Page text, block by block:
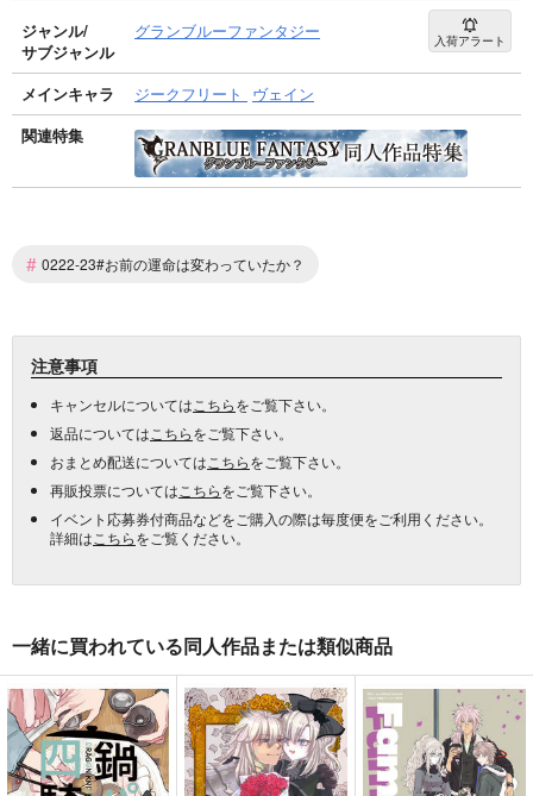
ジャンル/
サブジャンル
グランブルーファンタジー 入荷アラート
メインキャラ ジークフリート
ヴェイン
関連特集
# 0222-23#お前の運命は変わっていたか？
注意事項
キャンセルについては こちらをご覧下さい。
返品については こちらをご覧下さい。
おまとめ配送については こちらをご覧下さい。
再販投票については こちらをご覧下さい。
イベント応募券付商品などをご購入の際は毎度便をご利用ください。
詳細は こちらをご覧ください。
一緒に買われている同人作品または類似商品